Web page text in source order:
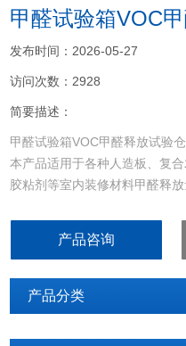
甲醛试验箱VOC
发布时间：2026-05-27
访问次数：2928
简要描述：
甲醛试验箱VOC甲醛释放试验
本产品适用于各种人造板、复
胶粘剂等室内装修材料甲醛释
因而真实、可靠。
产品咨询
产品分类